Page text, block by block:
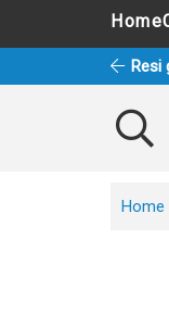
Home
Resi
Home